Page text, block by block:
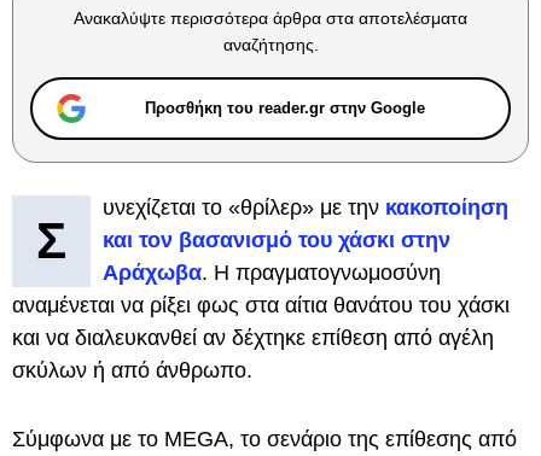
Ανακαλύψτε περισσότερα άρθρα στα αποτελέσματα
αναζήτησης.
Προσθήκη του reader.gr στην Google
Σ
υνεχίζεται το «θρίλερ» με την κακοποίηση
και τον βασανισμό του χάσκι στην
Αράχωβα. Η πραγματογνωμοσύνη
αναμένεται να ρίξει φως στα αίτια θανάτου του χάσκι
και να διαλευκανθεί αν δέχτηκε επίθεση από αγέλη
σκύλων ή από άνθρωπο.
Σύμφωνα με το MEGA, το σενάριο της επίθεσης από